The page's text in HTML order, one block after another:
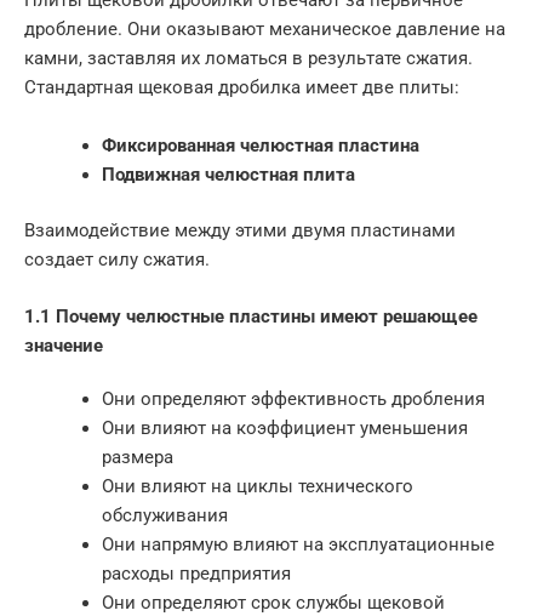
дробление. Они оказывают механическое давление на
камни, заставляя их ломаться в результате сжатия.
Стандартная щековая дробилка имеет две плиты:
Фиксированная челюстная пластина
Подвижная челюстная плита
Взаимодействие между этими двумя пластинами
создает силу сжатия.
1.1 Почему челюстные пластины имеют решающее
значение
Они определяют эффективность дробления
Они влияют на коэффициент уменьшения
размера
Они влияют на циклы технического
обслуживания
Они напрямую влияют на эксплуатационные
расходы предприятия
Они определяют срок службы щековой